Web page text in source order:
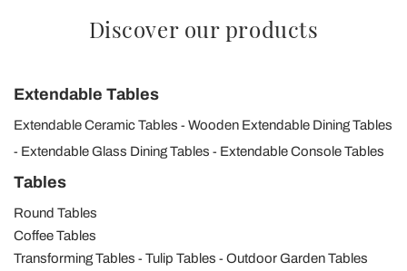
Discover our products
Extendable Tables
Extendable Ceramic Tables
Wooden Extendable Dining Tables
Extendable Glass Dining Tables
Extendable Console Tables
Tables
Round Tables
Coffee Tables
Transforming Tables
Tulip Tables Outdoor Garden Tables